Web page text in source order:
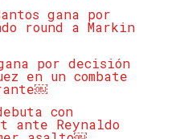
gana por
round a Markin
por decisión
en un combate
con
ante Reynaldo